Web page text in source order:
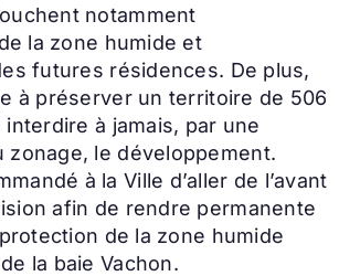
notamment
la zone humide et
futures résidences. De plus,
à préserver un territoire de 506
à jamais, par une
zonage, le développement.
à la Ville d’aller de l’avant
afin de rendre permanente
de la zone humide
la baie Vachon.